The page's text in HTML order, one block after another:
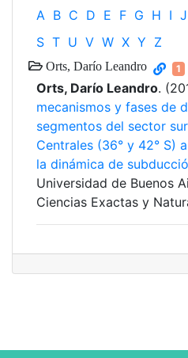
A B C D E F G H I J
S T U V W X Y Z
Orts, Darío Leandro 1
Orts, Darío Leandro.
mecanismos y fases de
segmentos del sector
Centrales (36° y 42° S)
la dinámica de
Universidad de Buenos
Ciencias Exactas y